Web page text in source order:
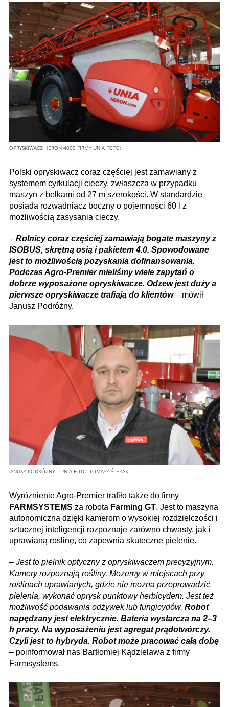
OPRYSKIWACZ HERON 4000 FIRMY UNIA FOTO:
Polski opryskiwacz coraz częściej jest zamawiany z
systemem cyrkulacji cieczy, zwłaszcza w przypadku
maszyn z belkami od 27 m szerokości. W standardzie
posiada rozwadniacz boczny o pojemności 60 l z
możliwością zasysania cieczy.
– Rolnicy coraz częściej zamawiają bogate maszyny z
ISOBUS, skrętną osią i pakietem 4.0. Spowodowane
jest to możliwością pozyskania dofinansowania.
Podczas Agro-Premier mieliśmy wiele zapytań o
dobrze wyposażone opryskiwacze. Odzew jest duży a
pierwsze opryskiwacze trafiają do klientów– mówił
Janusz Podróżny.
JANUSZ PODRÓŻNY – UNIA FOTO: TOMASZ ŚLĘZAK
Wyróżnienie Agro-Premier trafiło także do firmy
FARMSYSTEMS za robota Farming GT. Jest to maszyna
autonomiczna dzięki kamerom o wysokiej rozdzielczości i
sztucznej inteligencji rozpoznaje zarówno chwasty, jak i
uprawianą roślinę, co zapewnia skuteczne pielenie.
– Jest to pielnik optyczny z opryskiwaczem precyzyjnym.
Kamery rozpoznają rośliny. Możemy w miejscach przy
roślinach uprawianych, gdzie nie można przeprowadzić
pielenia, wykonać oprysk punktowy herbicydem. Jest też
możliwość podawania odżywek lub fungicydów. Robot
napędzany jest elektrycznie. Bateria wystarcza na 2–3
h pracy. Na wyposażeniu jest agregat prądotwórczy.
Czyli jest to hybryda. Robot może pracować całą dobę
– poinformował nas Bartłomiej Kądzielawa z firmy
Farmsystems.